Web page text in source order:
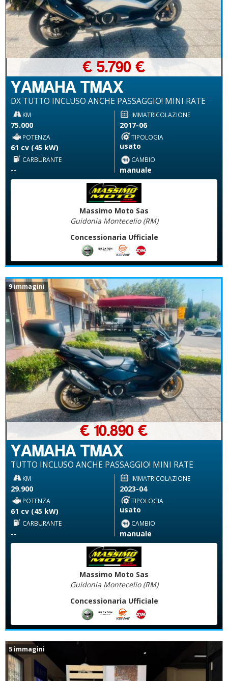
YAMAHA TMAX
DX TUTTO INCLUSO ANCHE PASSAGGIO! MINI RATE
€ 5.790 €
KM
75.000
IMMATRICOLAZIONE
2017-06
POTENZA
61 cv (45 kW)
TIPOLOGIA
usato
CARBURANTE
--
CAMBIO
manuale
Massimo Moto Sas
Guidonia Montecelio (RM)
Concessionaria Ufficiale
9 immagini
YAMAHA TMAX
TUTTO INCLUSO ANCHE PASSAGGIO! MINI RATE
€ 10.890 €
KM
29.900
IMMATRICOLAZIONE
2023-04
POTENZA
61 cv (45 kW)
TIPOLOGIA
usato
CARBURANTE
--
CAMBIO
manuale
Massimo Moto Sas
Guidonia Montecelio (RM)
Concessionaria Ufficiale
5 immagini